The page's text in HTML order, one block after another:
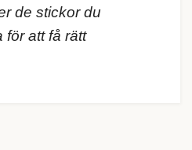
de stickor du
för att få rätt